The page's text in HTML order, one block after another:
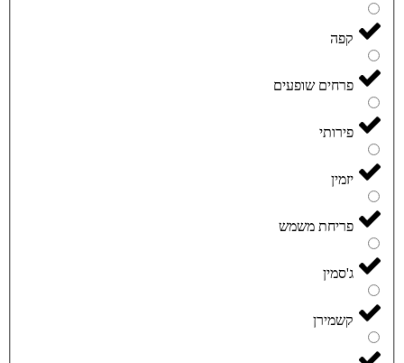
קפה
פרחים שופעים
פירותי
יזמין
פריחת משמש
ג'סמין
קשמירן